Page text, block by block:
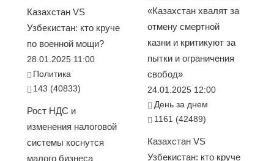
Казахстан VS
Узбекистан: кто круче
по военной мощи?
28.01.2025 11:00
Политика
143 (40833)
Рост НДС и
изменения налоговой
системы коснутся
малого бизнеса
«Казахстан хвалят за
отмену смертной
казни и критикуют за
пытки и ограничения
свобод»
24.01.2025 12:00
День за днем
1161 (42489)
Казахстан VS
Узбекистан: кто круче